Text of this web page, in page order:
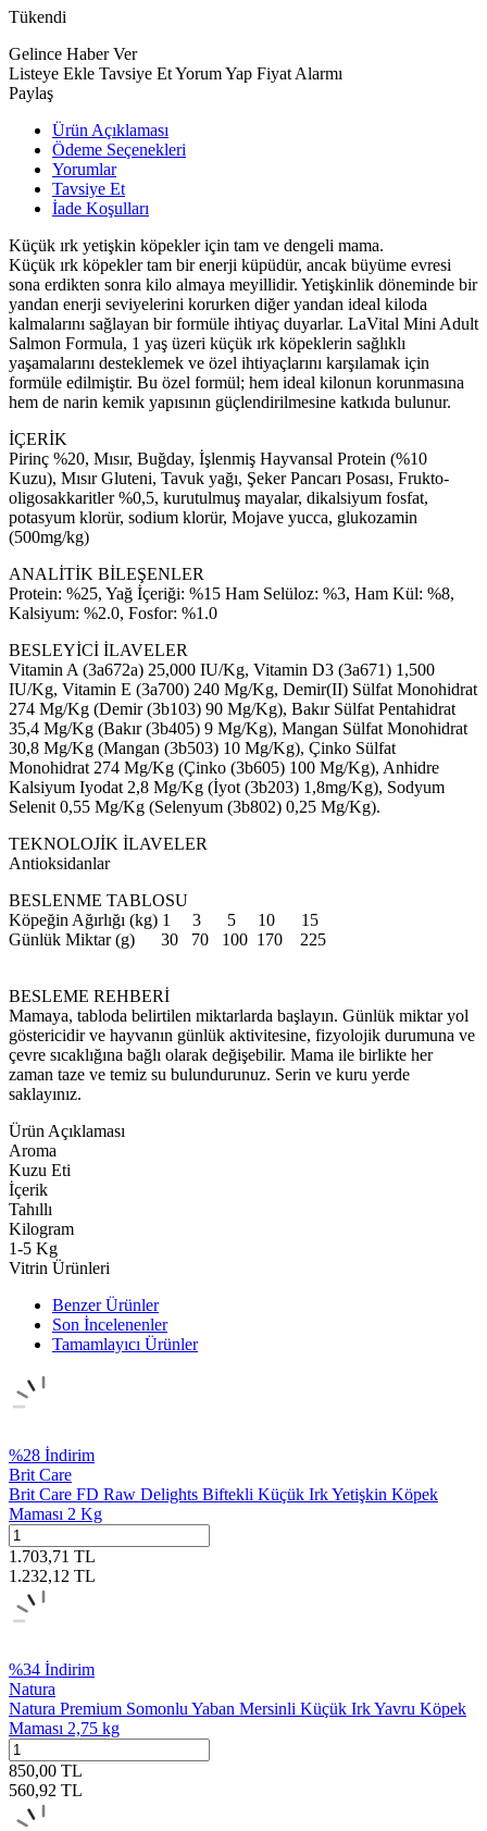
Tükendi
Gelince Haber Ver
Listeye Ekle Tavsiye EtYorum Yap Fiyat Alarmı
Paylaş
Ürün Açıklaması
Ödeme Seçenekleri
Yorumlar
Tavsiye Et
İade Koşulları
Küçük ırk yetişkin köpekler için tam ve dengeli mama.
Küçük ırk köpekler tam bir enerji küpüdür, ancak büyüme evresi
sona erdikten sonra kilo almaya meyillidir. Yetişkinlik döneminde bir
yandan enerji seviyelerini korurken diğer yandan ideal kiloda
kalmalarını sağlayan bir formüle ihtiyaç duyarlar. LaVital Mini Adult
Salmon Formula, 1 yaş üzeri küçük ırk köpeklerin sağlıklı
yaşamalarını desteklemek ve özel ihtiyaçlarını karşılamak için
formüle edilmiştir. Bu özel formül; hem ideal kilonun korunmasına
hem de narin kemik yapısının güçlendirilmesine katkıda bulunur.
İÇERİK
Pirinç %20, Mısır, Buğday, İşlenmiş Hayvansal Protein (%10
Kuzu), Mısır Gluteni, Tavuk yağı, Şeker Pancarı Posası, Frukto-
oligosakkaritler %0,5, kurutulmuş mayalar, dikalsiyum fosfat,
potasyum klorür, sodium klorür, Mojave yucca, glukozamin
(500mg/kg)
ANALİTİK BİLEŞENLER
Protein: %25, Yağ İçeriği: %15 Ham Selüloz: %3, Ham Kül: %8,
Kalsiyum: %2.0, Fosfor: %1.0
BESLEYİCİ İLAVELER
Vitamin A (3a672a) 25,000 IU/Kg, Vitamin D3 (3a671) 1,500
IU/Kg, Vitamin E (3a700) 240 Mg/Kg, Demir(II) Sülfat Monohidrat
274 Mg/Kg (Demir (3b103) 90 Mg/Kg), Bakır Sülfat Pentahidrat
35,4 Mg/Kg (Bakır (3b405) 9 Mg/Kg), Mangan Sülfat Monohidrat
30,8 Mg/Kg (Mangan (3b503) 10 Mg/Kg), Çinko Sülfat
Monohidrat 274 Mg/Kg (Çinko (3b605) 100 Mg/Kg), Anhidre
Kalsiyum Iyodat 2,8 Mg/Kg (İyot (3b203) 1,8mg/Kg), Sodyum
Selenit 0,55 Mg/Kg (Selenyum (3b802) 0,25 Mg/Kg).
TEKNOLOJİK İLAVELER
Antioksidanlar
BESLENME TABLOSU
Köpeğin Ağırlığı (kg) 1 3 5 10 15
Günlük Miktar (g) 30 70 100 170 225
BESLEME REHBERİ
Mamaya, tabloda belirtilen miktarlarda başlayın. Günlük miktar yol
göstericidir ve hayvanın günlük aktivitesine, fizyolojik durumuna ve
çevre sıcaklığına bağlı olarak değişebilir. Mama ile birlikte her
zaman taze ve temiz su bulundurunuz. Serin ve kuru yerde
saklayınız.
Ürün Açıklaması
Aroma
Kuzu Eti
İçerik
Tahıllı
Kilogram
1-5 Kg
Vitrin Ürünleri
Benzer Ürünler
Son İncelenenler
Tamamlayıcı Ürünler
%28 İndirim
Brit Care
Brit Care FD Raw Delights Biftekli Küçük Irk Yetişkin Köpek
Maması 2 Kg
1.703,71 TL
1.232,12 TL
%34 İndirim
Natura
Natura Premium Somonlu Yaban Mersinli Küçük Irk Yavru Köpek
Maması 2,75 kg
850,00 TL
560,92 TL